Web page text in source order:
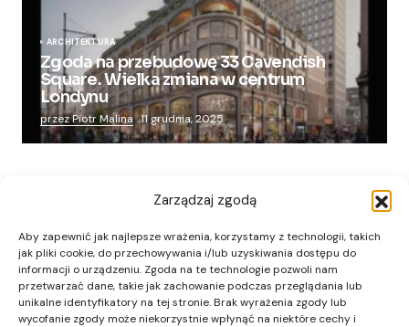
Zarządzaj zgodą
Aby zapewnić jak najlepsze wrażenia, korzystamy z technologii, takich
jak pliki cookie, do przechowywania i/lub uzyskiwania dostępu do
informacji o urządzeniu. Zgoda na te technologie pozwoli nam
przetwarzać dane, takie jak zachowanie podczas przeglądania lub
unikalne identyfikatory na tej stronie. Brak wyrażenia zgody lub
wycofanie zgody może niekorzystnie wpłynąć na niektóre cechy i
ARCHITEKTURA
Zgoda na przebudowę 33 Cavendish
Square. Wielka zmiana w centrum
Londynu
przez Piotr Malina 11 grudnia, 2025